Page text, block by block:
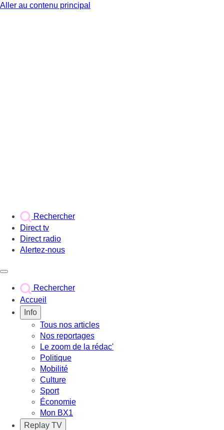
Aller au contenu principal
Rechercher
Direct tv
Direct radio
Alertez-nous
Rechercher
Accueil
Info
Tous nos articles
Nos reportages
Le zoom de la rédac'
Politique
Mobilité
Culture
Sport
Économie
Mon BX1
Replay TV